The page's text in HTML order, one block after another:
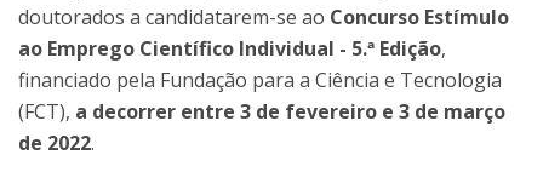
doutorados a candidatarem-se ao Concurso Estímulo
ao Emprego Científico Individual - 5.ª Edição,
financiado pela Fundação para a Ciência e Tecnologia
(FCT), a decorrer entre 3 de fevereiro e 3 de março
de 2022.